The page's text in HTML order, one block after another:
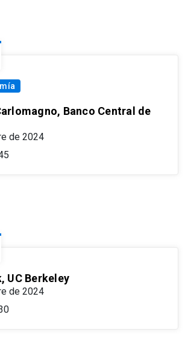
Banco Central de
de 2024
UC Berkeley
de 2024